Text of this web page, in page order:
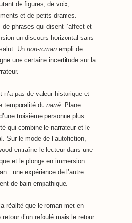
de figures, de voix,
et de petits drames.
de phrases qui disent l’affect et
un discours horizontal sans
Un non-roman empli de
une certaine incertitude sur la
n’a pas de valeur historique et
temporalité du narré. Plane
troisième personne plus
qui combine le narrateur et le
Sur le mode de l’autofiction,
entraîne le lecteur dans une
et le plonge en immersion
: une expérience de l’autre
de bain empathique.
réalité que le roman met en
retour d’un refoulé mais le retour